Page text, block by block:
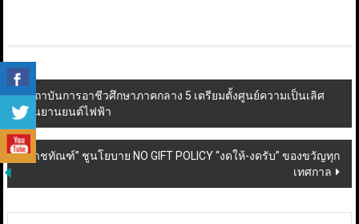
Post
navigation
สถาบันการอาชีวศึกษาภาคกลาง 5 เตรียมตั้งศูนย์ความเป็นเลิศ
ด้านยานยนต์ไฟฟ้า
“ราชทัณฑ์” ชูนโยบาย NO GIFT POLICY “งดให้-งดรับ” ของขวัญทุก
เทศกาล